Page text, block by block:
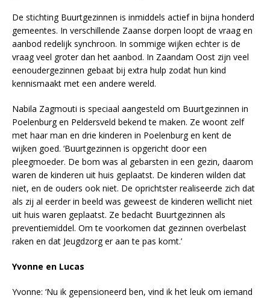
De stichting Buurtgezinnen is inmiddels actief in bijna honderd
gemeentes. In verschillende Zaanse dorpen loopt de vraag en
aanbod redelijk synchroon. In sommige wijken echter is de
vraag veel groter dan het aanbod. In Zaandam Oost zijn veel
eenoudergezinnen gebaat bij extra hulp zodat hun kind
kennismaakt met een andere wereld.
Nabila Zagmouti is speciaal aangesteld om Buurtgezinnen in
Poelenburg en Peldersveld bekend te maken. Ze woont zelf
met haar man en drie kinderen in Poelenburg en kent de
wijken goed. ‘Buurtgezinnen is opgericht door een
pleegmoeder. De bom was al gebarsten in een gezin, daarom
waren de kinderen uit huis geplaatst. De kinderen wilden dat
niet, en de ouders ook niet. De oprichtster realiseerde zich dat
als zij al eerder in beeld was geweest de kinderen wellicht niet
uit huis waren geplaatst. Ze bedacht Buurtgezinnen als
preventiemiddel. Om te voorkomen dat gezinnen overbelast
raken en dat Jeugdzorg er aan te pas komt.’
Yvonne en Lucas
Yvonne: ‘Nu ik gepensioneerd ben, vind ik het leuk om iemand